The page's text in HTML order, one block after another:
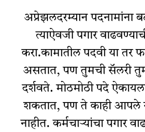
अप्रेझलदरम्यान पदनामांना
त्याऐवजी पगार
करा.कामातील पदवी या तर
असतात, पण तुमची सॅलरी
दर्शवते. मोठमोठी पदे
शकतात, पण ते काही आपले
नाहीत. कर्मचाऱ्यांचा पगार